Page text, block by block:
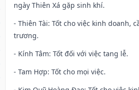
ngày Thiên Xá gặp sinh khí.
- Thiên Tài: Tốt cho việc kinh doanh,
trương.
- Kính Tâm: Tốt đối với việc tang lễ.
- Tam Hợp: Tốt cho mọi việc.